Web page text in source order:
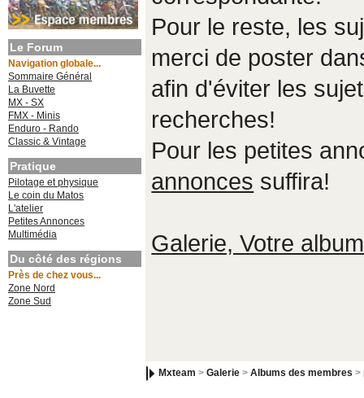
Le Forum
Navigation globale...
Sommaire Général
La Buvette
MX - SX
FMX - Minis
Enduro - Rando
Classic & Vintage
Pratique
Pilotage et physique
Le coin du Matos
L'atelier
Petites Annonces
Multimédia
Du côté des régions
Près de chez vous...
Zone Nord
Zone Sud
Pour le reste, les
merci de poster
afin d'éviter les
recherches!
Pour les petites
annonces suffira!
Galerie, Votre
Mxteam >Galerie >Albums des membres >